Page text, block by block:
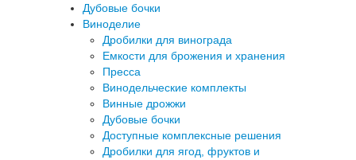
Дубовые бочки
Виноделие
Дробилки для винограда
Емкости для брожения и хранения
Пресса
Винодельческие комплекты
Винные дрожжи
Дубовые бочки
Доступные комплексные решения
Дробилки для ягод, фруктов и